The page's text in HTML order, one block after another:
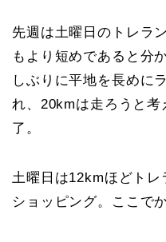
先週は土曜日のトレラ
もより短めであると分
しぶりに平地を長めに
れ、20kmは走ろうと
了。
土曜日は12kmほどト
ショッピング。ここで